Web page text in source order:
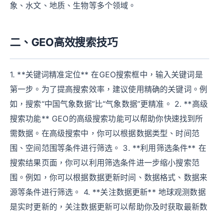
象、水文、地质、生物等多个领域。
二、GEO高效搜索技巧
1. **关键词精准定位** 在GEO搜索框中，输入关键词是
第一步。为了提高搜索效率，建议使用精确的关键词。例
如，搜索“中国气象数据”比“气象数据”更精准。 2. **高级
搜索功能** GEO的高级搜索功能可以帮助你快速找到所
需数据。在高级搜索中，你可以根据数据类型、时间范
围、空间范围等条件进行筛选。 3. **利用筛选条件** 在
搜索结果页面，你可以利用筛选条件进一步缩小搜索范
围。例如，你可以根据数据更新时间、数据格式、数据来
源等条件进行筛选。 4. **关注数据更新** 地球观测数据
是实时更新的，关注数据更新可以帮助你及时获取最新数